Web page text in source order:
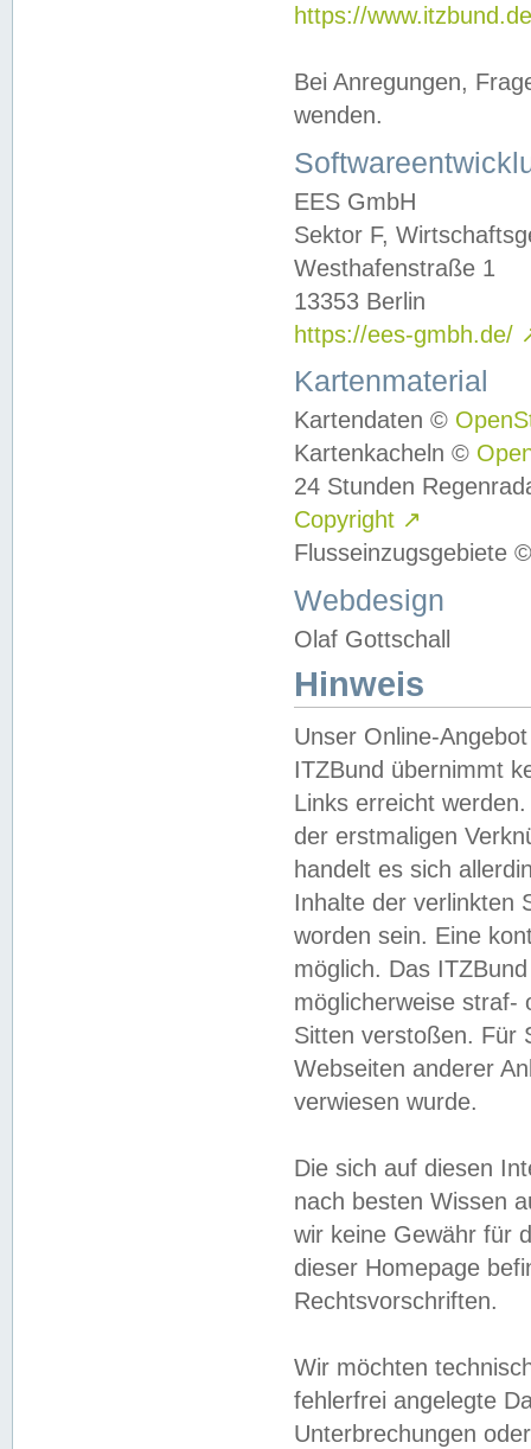
https://
Bei Anregungen,
wenden.
EES GmbH
Sektor F,
Westhafenstraße 1
13353 Berlin
https://ees-gmbh.de/
Kartenmaterial
Kartendaten ©
Kartenkacheln ©
24 Stunden
Copyright ↗
Flusseinzugsgebiete
Webdesign
Olaf Gottschall
Hinweis
Unser Online-
ITZBund übernimmt
Links erreicht
der erstmaligen
handelt es sich
Inhalte der verlinkten
worden sein. Eine
möglich. Das
möglicherweise straf-
Sitten verstoßen. Für
Webseiten anderer
verwiesen wurde.
Die sich auf diesen
nach besten Wissen
wir keine Gewähr für
dieser Homepage
Rechtsvorschriften.
Wir möchten
fehlerfrei angelegte
Unterbrechungen